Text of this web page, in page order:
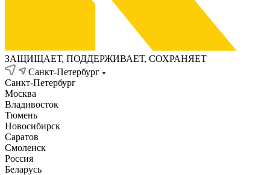
ЗАЩИЩАЕТ, ПОДДЕРЖИВАЕТ, СОХРАНЯЕТ
Санкт-Петербург
Санкт-Петербург
Москва
Владивосток
Тюмень
Новосибирск
Саратов
Смоленск
Россия
Беларусь